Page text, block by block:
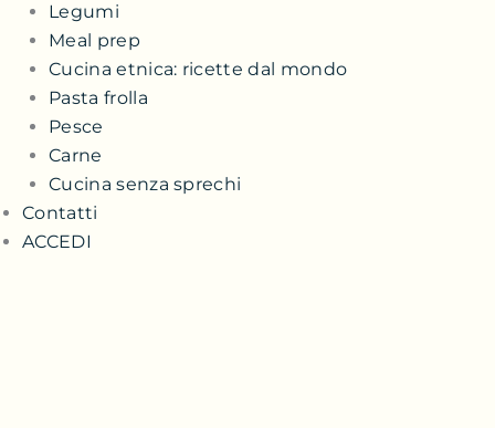
Legumi
Meal prep
Cucina etnica: ricette dal mondo
Pasta frolla
Pesce
Carne
Cucina senza sprechi
Contatti
ACCEDI